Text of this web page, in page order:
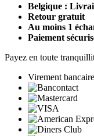
Belgique :
Retour gratuit
Au moins 1
Paiement
Payez en toute
Virement bancaire